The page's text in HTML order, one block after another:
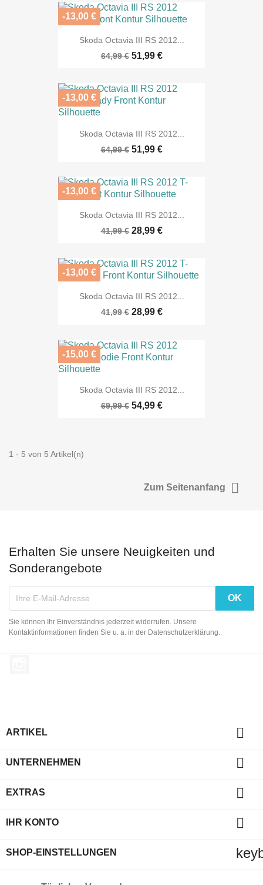
Skoda Octavia III RS 2012...
64,99 € 51,99 €
-13,00 €
Skoda Octavia III RS 2012...
64,99 € 51,99 €
-13,00 €
Skoda Octavia III RS 2012...
41,99 € 28,99 €
-13,00 €
Skoda Octavia III RS 2012...
41,99 € 28,99 €
-13,00 €
Skoda Octavia III RS 2012...
69,99 € 54,99 €
-15,00 €
1 - 5 von 5 Artikel(n)
Zum Seitenanfang 
Erhalten Sie unsere Neuigkeiten und
Sonderangebote
Sie können Ihr Einverständnis jederzeit widerrufen. Unsere
Kontaktinformationen finden Sie u. a. in der Datenschutzerklärung.
ARTIKEL 
UNTERNEHMEN 
EXTRAS 
IHR KONTO 
SHOP-EINSTELLUNGEN